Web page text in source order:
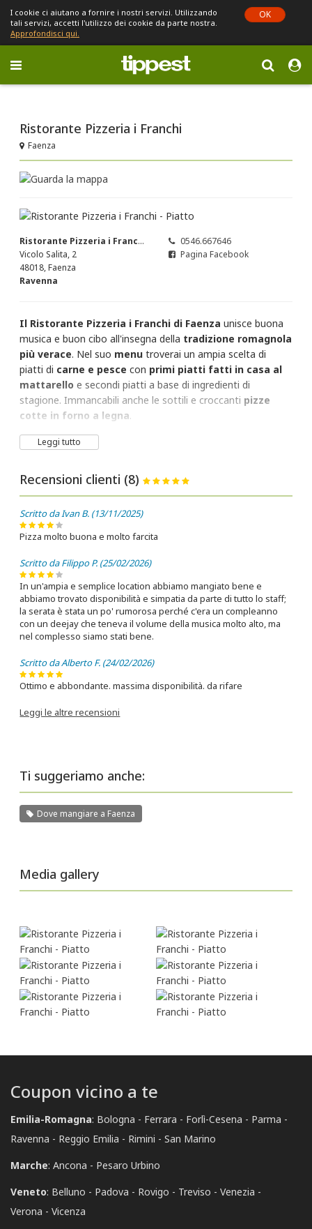
I cookie ci aiutano a fornire i nostri servizi. Utilizzando
tali servizi, accetti l'utilizzo dei cookie da parte nostra.
Approfondisci qui.
OK
Toggle
navigation
Ristorante Pizzeria i Franchi
Faenza
Ristorante Pizzeria i Franchi
Vicolo Salita, 2
48018, Faenza
Ravenna
0546.667646
Pagina Facebook
Il Ristorante Pizzeria i Franchi di Faenzaunisce buona
musica e buon cibo all'insegna della tradizione romagnola
più verace. Nel suo menutroverai un ampia scelta di
piatti di carne e pescecon primi piatti fatti in casa al
mattarello e secondi piatti a base di ingredienti di
stagione. Immancabili anche le sottili e croccanti pizze
cotte in forno a legna.
Semplicità, gusto e accoglienza romagnola
tratti caratteristici di questo locale, dove troverai sempre
chi vuole organizzare anche eventi privati e cene di gruppo
in uno stile informale, godendo dei grandi spazi esterni del
ristorante.
Leggi tutto
Recensioni clienti (8)
Scritto da Ivan B. (13/11/2025)
Pizza molto buona e molto farcita
Scritto da Filippo P. (25/02/2026)
In un'ampia e semplice location abbiamo mangiato bene e
abbiamo trovato disponibilità e simpatia da parte di tutto lo staff;
la serata è stata un po' rumorosa perché c'era un compleanno
con un deejay che teneva il volume della musica molto alto, ma
nel complesso siamo stati bene.
Scritto da Alberto F. (24/02/2026)
Ottimo e abbondante. massima disponibilità. da rifare
Leggi le altre recensioni
Ti suggeriamo anche:
Dove mangiare a Faenza
Media gallery
Coupon vicino a te
Emilia-Romagna: Bologna Ferrara Forlì-Cesena
Parma
Ravenna
Reggio Emilia Rimini
San Marino
Marche: Ancona
Pesaro Urbino
Veneto: Belluno Padova Rovigo Treviso
Venezia
Verona
Vicenza